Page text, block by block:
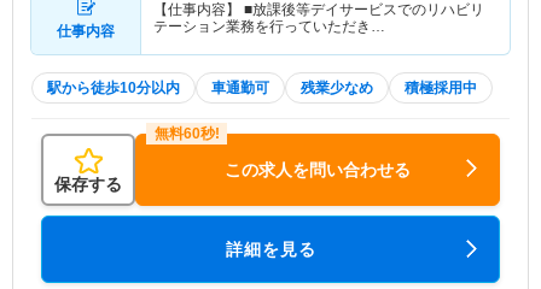
仕事内容
【仕事内容】 ■放課後等デイサービスでのリハビリ
テーション業務を行っていただき…
駅から徒歩10分以内 車通勤可 残業少なめ 積極採用中
保存する
この求人を問い合わせる
詳細を見る